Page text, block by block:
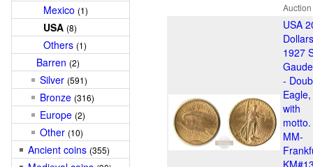
Mexico (1)
USA (8)
Others (1)
Barren (2)
Silver (591)
Bronze (316)
Europe (2)
Other (10)
Ancient coins (355)
Auction
USA
Dollars
1927
-
Eagle,
with
motto.
MM-